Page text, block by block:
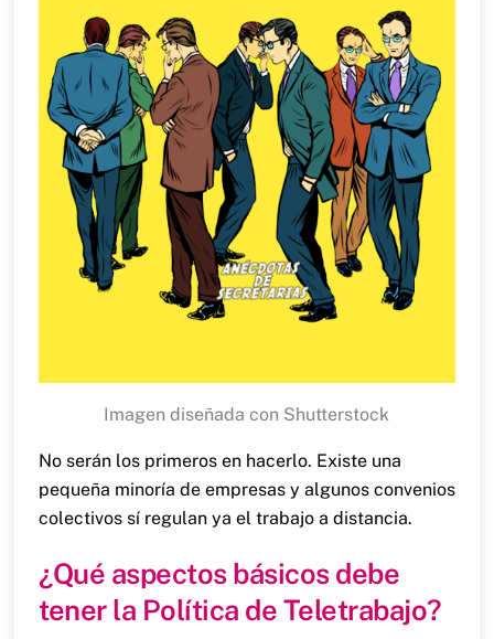
Imagen diseñada con Shutterstock
No serán los primeros en hacerlo. Existe una
pequeña minoría de empresas y algunos convenios
colectivos sí regulan ya el trabajo a distancia.
¿Qué aspectos básicos debe
tener la Política de Teletrabajo?